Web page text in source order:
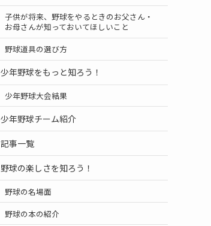
子供が将来、野球をやるときのお父さん・
お母さんが知っておいてほしいこと
野球道具の選び方
少年野球をもっと知ろう！
少年野球大会結果
少年野球チーム紹介
記事一覧
野球の楽しさを知ろう！
野球の名場面
野球の本の紹介